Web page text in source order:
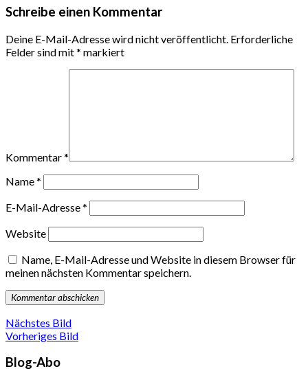
Schreibe einen Kommentar
Deine E-Mail-Adresse wird nicht veröffentlicht. Erforderliche
Felder sind mit* markiert
Kommentar*
Name*
E-Mail-Adresse*
Website
Name, E-Mail-Adresse und Website in diesem Browser für
meinen nächsten Kommentar speichern.
Nächstes Bild
Vorheriges Bild
Blog-Abo